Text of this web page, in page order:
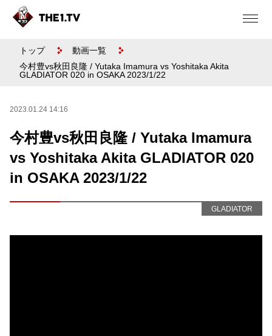
トップ
動画一覧
今村豊vs秋田良隆 / Yutaka Imamura vs Yoshitaka Akita
GLADIATOR 020 in OSAKA 2023/1/22
2023.01.24 14:16
今村豊vs秋田良隆 / Yutaka Imamura
vs Yoshitaka Akita GLADIATOR 020
in OSAKA 2023/1/22
GLADIATOR